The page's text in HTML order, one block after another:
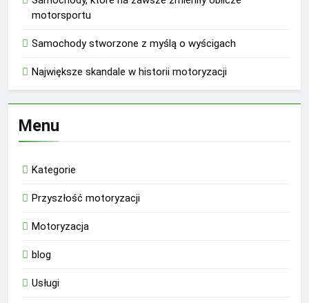
motorsportu
Samochody stworzone z myślą o wyścigach
Największe skandale w historii motoryzacji
Menu
Kategorie
Przyszłość motoryzacji
Motoryzacja
blog
Usługi